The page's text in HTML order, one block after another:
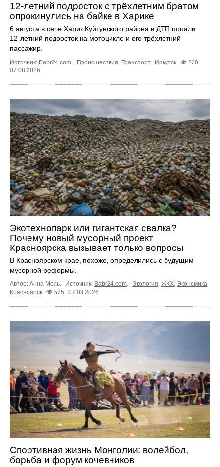
12‑летний подросток с трёхлетним братом
опрокинулись на байке в Харике
6 августа в селе Харик Куйтунского района в ДТП попали
12‑летний подросток на мотоцикле и его трёхлетний
пассажир.
Источник: Babr24.com. Происшествия, Транспорт Иркутск
220
07.08.2026
Экотехнопарк или гигантская свалка?
Почему новый мусорный проект
Красноярска вызывает только вопросы
В Красноярском крае, похоже, определились с будущим
мусорной реформы.
Автор: Анна Моль. Источник: Babr24.com. Экология, ЖКХ, Экономика
Красноярск
575 07.08.2026
Спортивная жизнь Монголии: волейбол,
борьба и форум кочевников